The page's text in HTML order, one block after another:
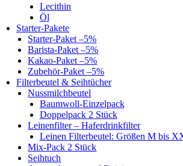
Lecithin
Öl
Starter-Pakete
Starter-Paket –5%
Barista-Paket –5%
Kakao-Paket –5%
Zubehör-Paket –5%
Filterbeutel & Seihtücher
Nussmilchbeutel
Baumwoll-Einzelpack
Doppelpack 2 Stück
Leinenfilter – Haferdrinkfilter
Leinen Filterbeutel: Größen M bis
Mix-Pack 2 Stück
Seihtuch